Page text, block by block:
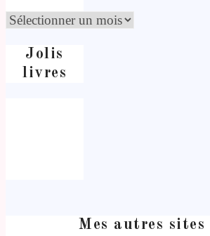
Jolis
livres
Mes autres sites